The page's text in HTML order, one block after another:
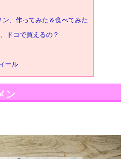
ン、作ってみた＆食べてみた
ドコで買えるの？
ール
ン